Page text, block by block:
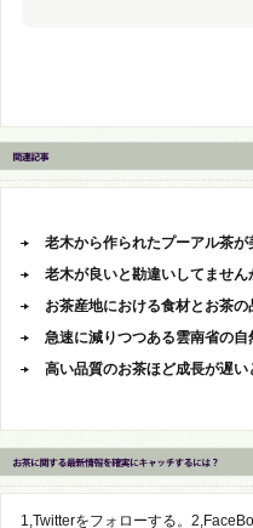
老木から作られたプーアル茶
老木が良いと勘違いしてませ
お茶産地における食材とお茶の
急速に減りつつある雲南省の自
高い品質のお茶ほど成長が遅い
1,Twitterをフォローする。